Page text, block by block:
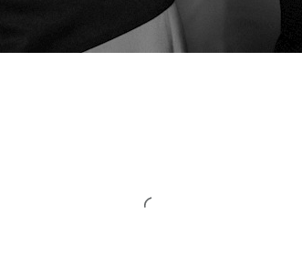
mikrofoner och väskor mm.